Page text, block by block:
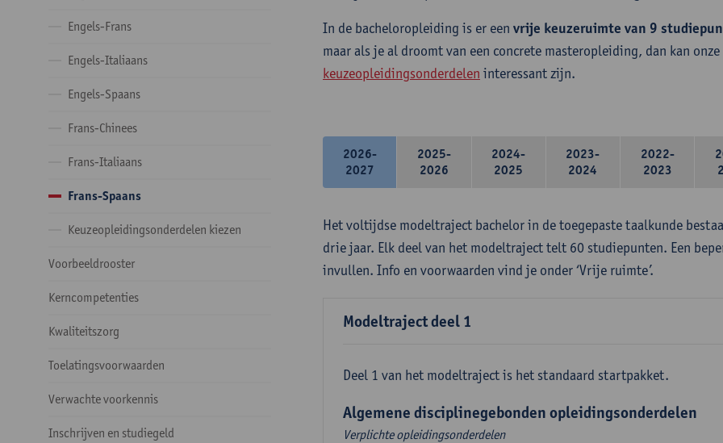
Engels-Frans
Engels-Italiaans
Engels-Spaans
Frans-Chinees
Frans-Italiaans
Frans-Spaans
Keuzeopleidingsonderdelen kiezen
Voorbeeldrooster
Kerncompetenties
Kwaliteitszorg
Toelatingsvoorwaarden
Verwachte voorkennis
Inschrijven en studiegeld
In de bacheloropleiding is er een vrije keuzeruimte van 9
maar als je al droomt van een concrete masteropleiding, dan kan onze
keuzeopleidingsonderdelen interessant zijn.
2026-
2027
2025-
2026
2024-
2025
2023-
2024
2022-
2023
Het voltijdse modeltraject bachelor in de toegepaste taalkunde
drie jaar. Elk deel van het modeltraject telt 60 studiepunten. Een
invullen. Info en voorwaarden vind je onder ‘Vrije ruimte’.
Modeltraject deel 1
Deel 1 van het modeltraject is het standaard startpakket.
Algemene disciplinegebonden opleidingsonderdelen
Verplichte opleidingsonderdelen